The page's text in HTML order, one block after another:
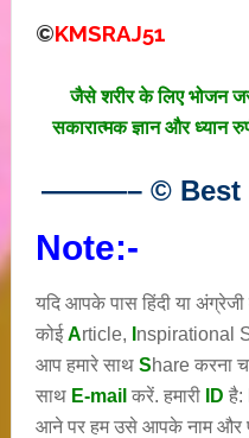
©KMSRAJ51
जैसे शरीर के लिए भोजन
सकारात्मक ज्ञान और ध्यान
———– © Best
Note:-
यदि आपके पास हिंदी या अंग्रेजी
कोईArticle, nspirational
आप हमारे साथ Share करना
साथ E-mail करें. हमारी ID है:
आने पर हम उसे आपके नाम और